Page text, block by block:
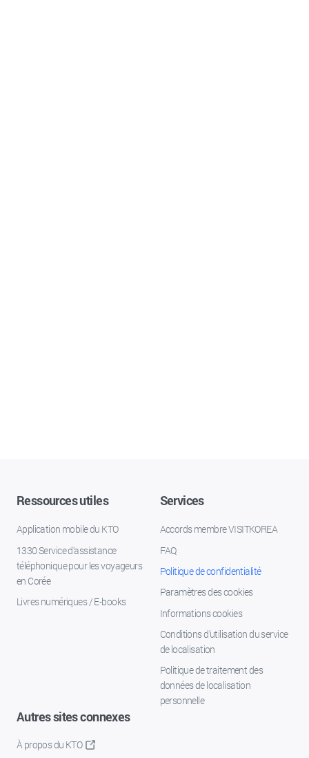
Ressources utiles
Application mobile du KTO
1330 Service d'assistance
téléphonique pour les voyageurs
en Corée
Livres numériques / E-books
Services
Accords membre VISITKOREA
FAQ
Politique de confidentialité
Paramètres des cookies
Informations cookies
Conditions d’utilisation du service
de localisation
Politique de traitement des
données de localisation
personnelle
Autres sites connexes
À propos du KTO